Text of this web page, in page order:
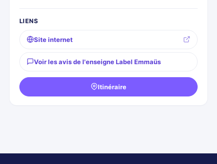
LIENS
Site internet
Voir les avis de l'enseigne Label Emmaüs
Itinéraire